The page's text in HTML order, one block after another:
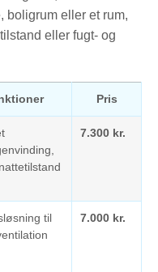
eller et rum,
eller fugt- og
Pris
7.300 kr.
til
7.000 kr.